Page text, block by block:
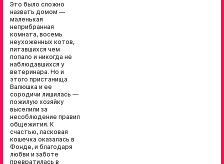
Это было сложно
назвать домом —
маленькая
неприбранная
комната, восемь
неухоженных котов,
питавшихся чем
попало и никогда не
наблюдавшихся у
ветеринара. Но и
этого пристанища
Валюшка и ее
сородичи лишилась —
пожилую хозяйку
выселили за
несоблюдение правил
общежития. К
счастью, ласковая
кошечка оказалась в
Фонде, и благодаря
любви и заботе
превратилась в